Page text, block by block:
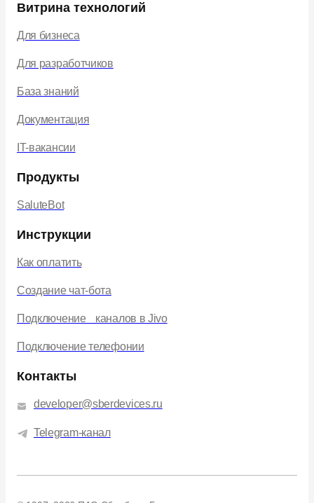
Витрина технологий
Для бизнеса
Для разработчиков
База знаний
Документация
IT-вакансии
Продукты
SaluteBot
Инструкции
Как оплатить
Создание чат-бота
Подключение каналов в Jivo
Подключение телефонии
Контакты
developer@sberdevices.ru
Telegram-канал